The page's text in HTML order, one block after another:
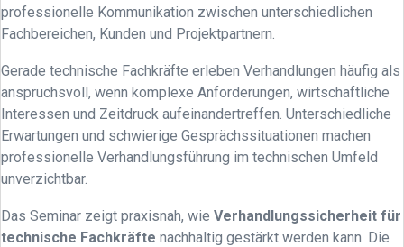
professionelle Kommunikation zwischen unterschiedlichen
Fachbereichen, Kunden und Projektpartnern.
Gerade technische Fachkräfte erleben Verhandlungen häufig als
anspruchsvoll, wenn komplexe Anforderungen, wirtschaftliche
Interessen und Zeitdruck aufeinandertreffen. Unterschiedliche
Erwartungen und schwierige Gesprächssituationen machen
professionelle Verhandlungsführung im technischen Umfeld
unverzichtbar.
Das Seminar zeigt praxisnah, wie Verhandlungssicherheit für
technische Fachkräfte nachhaltig gestärkt werden kann. Die